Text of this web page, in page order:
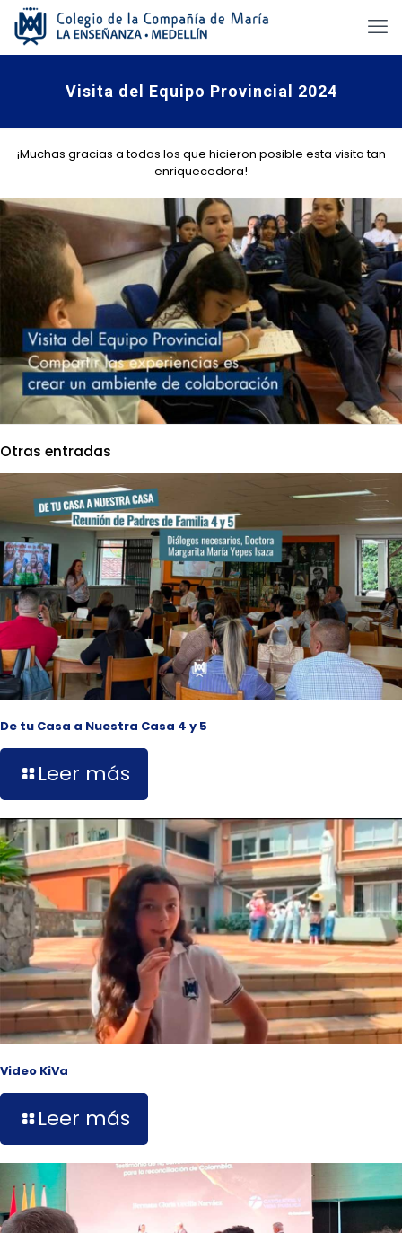
Visita del Equipo Provincial 2024
¡Muchas gracias a todos los que hicieron posible esta visita tan
enriquecedora!
Otras entradas
De tu Casa a Nuestra Casa 4 y 5
Leer más
Video KiVa
Leer más